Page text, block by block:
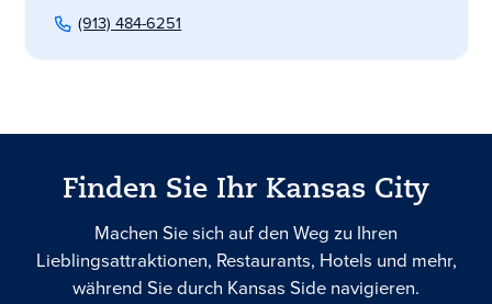
(913) 484-6251
Finden Sie Ihr Kansas City
Machen Sie sich auf den Weg zu Ihren
Lieblingsattraktionen, Restaurants, Hotels und mehr,
während Sie durch Kansas Side navigieren.